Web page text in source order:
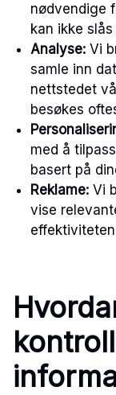
nødvendige
kan ikke
Analyse: Vi
samle inn
nettstedet
besøkes
med å
basert på
Reklame: Vi
vise